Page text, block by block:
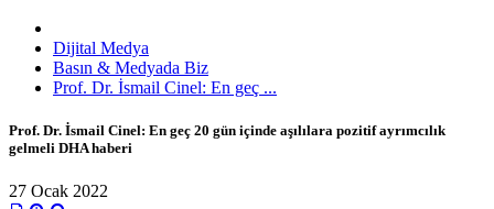
Dijital Medya
Basın & Medyada Biz
Prof. Dr. İsmail Cinel: En geç ...
Prof. Dr. İsmail Cinel: En geç 20 gün içinde aşılılara pozitif ayrımcılık
gelmeli DHA haberi
27 Ocak 2022